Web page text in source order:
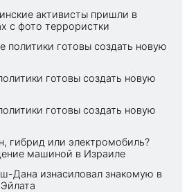
активисты пришли в
с фото террористки
политики готовы создать новую
готовы создать новую
готовы создать новую
гибрид или электромобиль?
машиной в Израиле
Дана изнасиловал знакомую в